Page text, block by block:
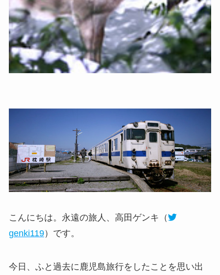
こんにちは。永遠の旅人、高田ゲンキ（
genki119）です。
今日、ふと過去に鹿児島旅行をしたことを思い出